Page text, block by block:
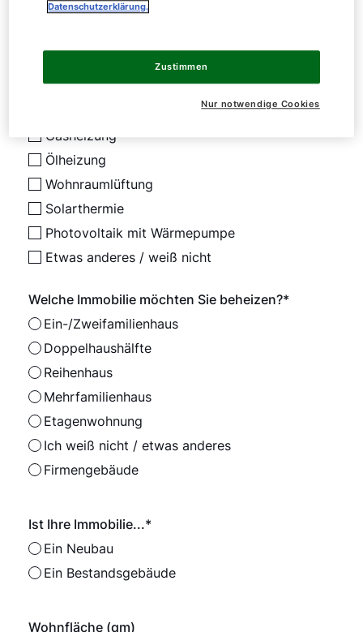
Wärmepumpe
Hybridheizung (Öl/Gas + Wärmepumpe)
Gasheizung
Ölheizung
Wohnraumlüftung
Solarthermie
Photovoltaik mit Wärmepumpe
Etwas anderes / weiß nicht
Welche Immobilie möchten Sie beheizen?*
Ein-/Zweifamilienhaus
Doppelhaushälfte
Reihenhaus
Mehrfamilienhaus
Etagenwohnung
Ich weiß nicht / etwas anderes
Firmengebäude
Ist Ihre Immobilie...*
Ein Neubau
Ein Bestandsgebäude
Wohnfläche (qm)
Datenschutzerklärung.
Nur notwendige Cookies
Zustimmen